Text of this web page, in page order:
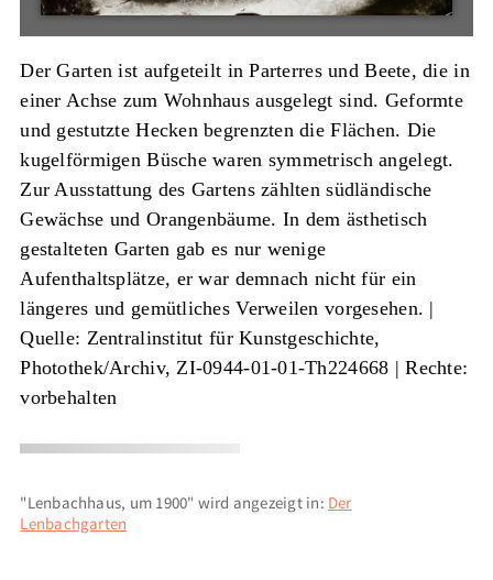
Der Garten ist aufgeteilt in Parterres und Beete, die in
einer Achse zum Wohnhaus ausgelegt sind. Geformte
und gestutzte Hecken begrenzten die Flächen. Die
kugelförmigen Büsche waren symmetrisch angelegt.
Zur Ausstattung des Gartens zählten südländische
Gewächse und Orangenbäume. In dem ästhetisch
gestalteten Garten gab es nur wenige
Aufenthaltsplätze, er war demnach nicht für ein
längeres und gemütliches Verweilen vorgesehen. |
Quelle: Zentralinstitut für Kunstgeschichte,
Photothek/Archiv, ZI-0944-01-01-Th224668 | Rechte:
vorbehalten
"Lenbachhaus, um 1900" wird angezeigt in: Der
Lenbachgarten